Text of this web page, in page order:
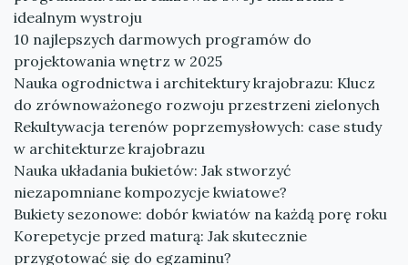
idealnym wystroju
10 najlepszych darmowych programów do
projektowania wnętrz w 2025
Nauka ogrodnictwa i architektury krajobrazu: Klucz
do zrównoważonego rozwoju przestrzeni zielonych
Rekultywacja terenów poprzemysłowych: case study
w architekturze krajobrazu
Nauka układania bukietów: Jak stworzyć
niezapomniane kompozycje kwiatowe?
Bukiety sezonowe: dobór kwiatów na każdą porę roku
Korepetycje przed maturą: Jak skutecznie
przygotować się do egzaminu?